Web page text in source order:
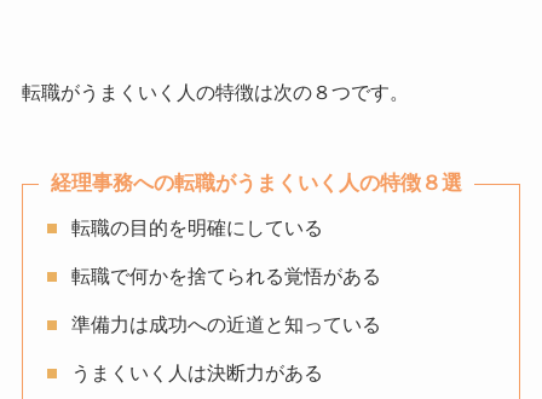
転職がうまくいく人の特徴は次の８つです。
経理事務への転職がうまくいく人の特徴８選
転職の目的を明確にしている
転職で何かを捨てられる覚悟がある
準備力は成功への近道と知っている
うまくいく人は決断力がある